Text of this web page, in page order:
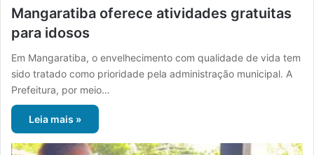
Mangaratiba oferece atividades gratuitas
para idosos
Em Mangaratiba, o envelhecimento com qualidade de vida tem
sido tratado como prioridade pela administração municipal. A
Prefeitura, por meio…
Leia mais »